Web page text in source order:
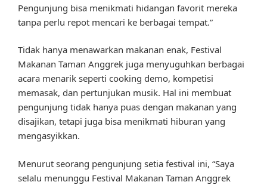
Pengunjung bisa menikmati hidangan favorit mereka
tanpa perlu repot mencari ke berbagai tempat.”
Tidak hanya menawarkan makanan enak, Festival
Makanan Taman Anggrek juga menyuguhkan berbagai
acara menarik seperti cooking demo, kompetisi
memasak, dan pertunjukan musik. Hal ini membuat
pengunjung tidak hanya puas dengan makanan yang
disajikan, tetapi juga bisa menikmati hiburan yang
mengasyikkan.
Menurut seorang pengunjung setia festival ini, “Saya
selalu menunggu Festival Makanan Taman Anggrek